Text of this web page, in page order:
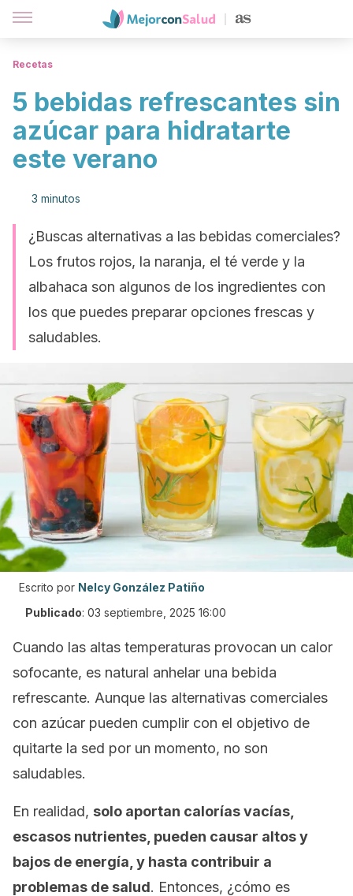
Recetas
5 bebidas refrescantes sin
azúcar para hidratarte
este verano
3 minutos
¿Buscas alternativas a las bebidas comerciales?
Los frutos rojos, la naranja, el té verde y la
albahaca son algunos de los ingredientes con
los que puedes preparar opciones frescas y
saludables.
Escrito por Nelcy González Patiño
Publicado: 03 septiembre, 2025 16:00
Cuando las altas temperaturas provocan un calor
sofocante, es natural anhelar una bebida
refrescante. Aunque las alternativas comerciales
con azúcar pueden cumplir con el objetivo de
quitarte la sed por un momento, no son
saludables.
En realidad, solo aportan calorías vacías,
escasos nutrientes, pueden causar altos y
bajos de energía, y hasta contribuir a
problemas de salud. Entonces, ¿cómo es